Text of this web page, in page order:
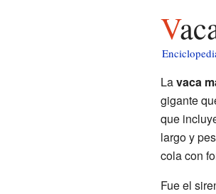
Lavaca
gigante
que
largo y
cola con
Fue el